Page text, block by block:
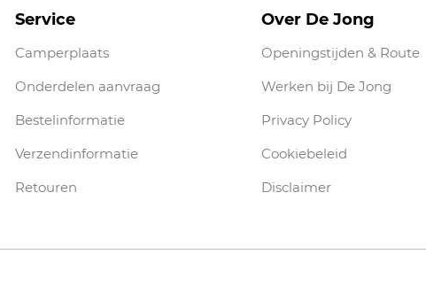
Service
Camperplaats
Onderdelen aanvraag
Bestelinformatie
Verzendinformatie
Retouren
Over De Jong
Openingstijden & Route
Werken bij De Jong
Privacy Policy
Cookiebeleid
Disclaimer